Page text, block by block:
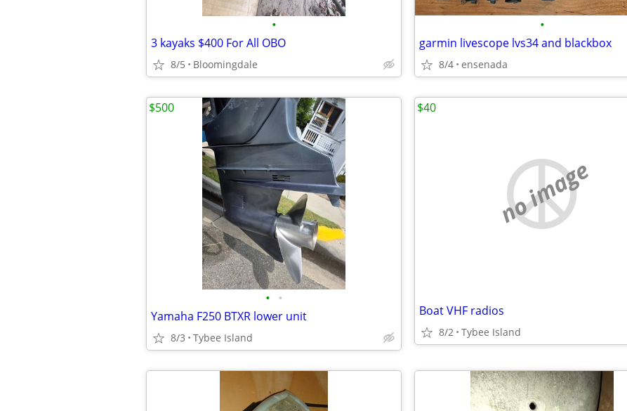
•
3 kayaks $400 For All OBO
8/5 Bloomingdale
•
garmin livescope lvs34 and blackbox
8/4 ensenada
• •
Yamaha F250 BTXR lower unit
8/3 Tybee Island
$500
no image
Boat VHF radios
8/2 Tybee Island
$40